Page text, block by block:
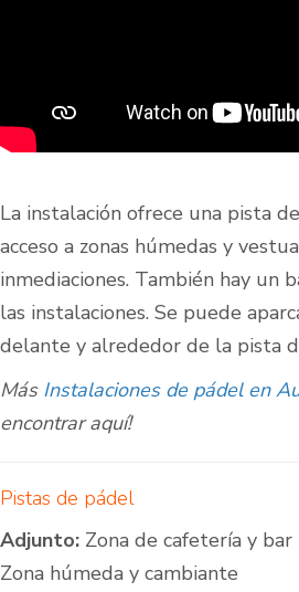
La instalación ofrece una pista
acceso a zonas húmedas y
inmediaciones. También hay un
las instalaciones. Se puede
delante y alrededor de la pista
Más Instalaciones de pádel en
encontrar aquí!
Pistas de pádel
Adjunto: Zona de cafetería y bar
Zona húmeda y cambiante